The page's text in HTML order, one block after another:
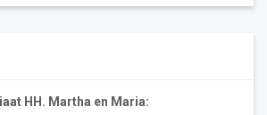
HH. Martha en Maria: